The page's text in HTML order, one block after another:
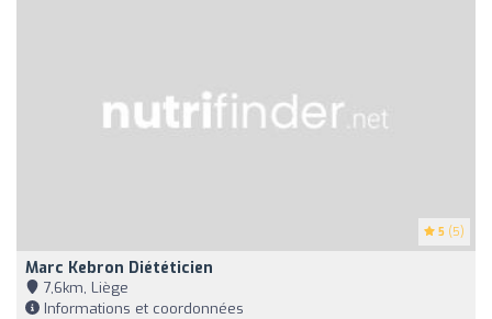
5 (5)
Marc Kebron Diététicien
7,6km, Liège
Informations et coordonnées